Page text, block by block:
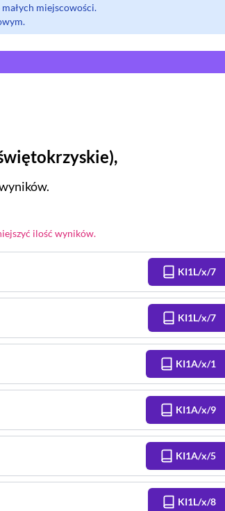
miejscowości.
),
ilość wyników.
KI1L/x/7
KI1L/x/7
KI1A/x/1
KI1A/x/9
KI1A/x/5
KI1L/x/8